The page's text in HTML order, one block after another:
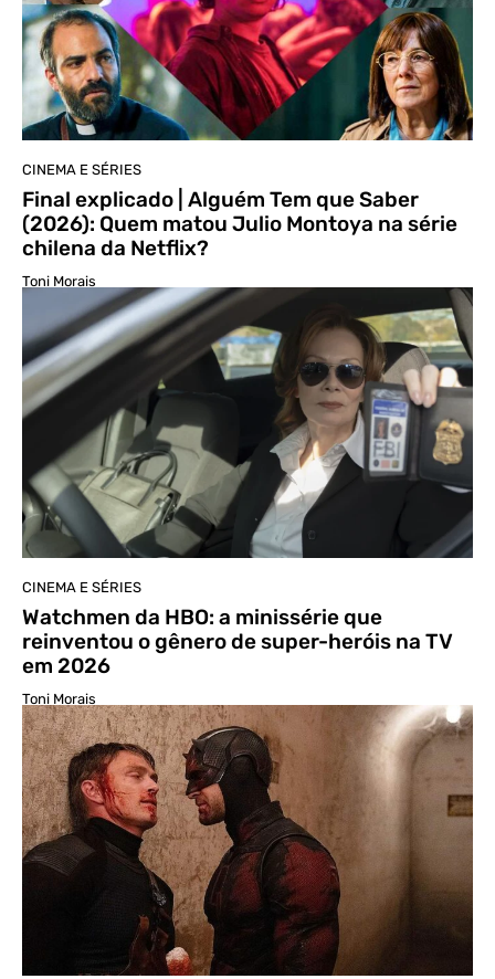
CINEMA E SÉRIES
Final explicado | Alguém Tem que Saber
(2026): Quem matou Julio Montoya na série
chilena da Netflix?
Toni Morais
CINEMA E SÉRIES
Watchmen da HBO: a minissérie que
reinventou o gênero de super-heróis na TV
em 2026
Toni Morais